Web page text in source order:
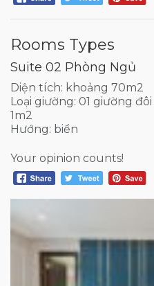
Rooms Types
Suite 02 Phòng Ngủ
Diện tích: khoảng 70m2
Loại giường: 01 giường
1m2
Hướng: biển
Your opinion counts!